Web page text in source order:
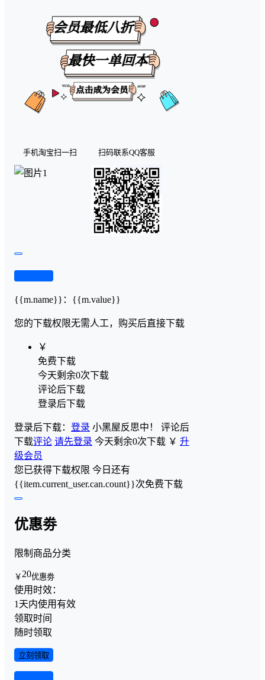
手机淘宝扫一扫 扫码联系QQ客服
{{m.name}} ： {{m.value}}
您的下载权限无需人工，购买后直接下载
￥
免费下载
今天剩余0次下载
评论后下载
登录后下载
登录后下载： 登录 小黑屋反思中！ 评论后
下载评论 请先登录 今天剩余0次下载 ￥ 升
级会员
您已获得下载权限 今日还有
{{item.current_user.can.count}}次免费下载
优惠劵
限制商品分类
￥ 20优惠劵
使用时效：
1天内使用有效
领取时间
随时领取
立刻领取